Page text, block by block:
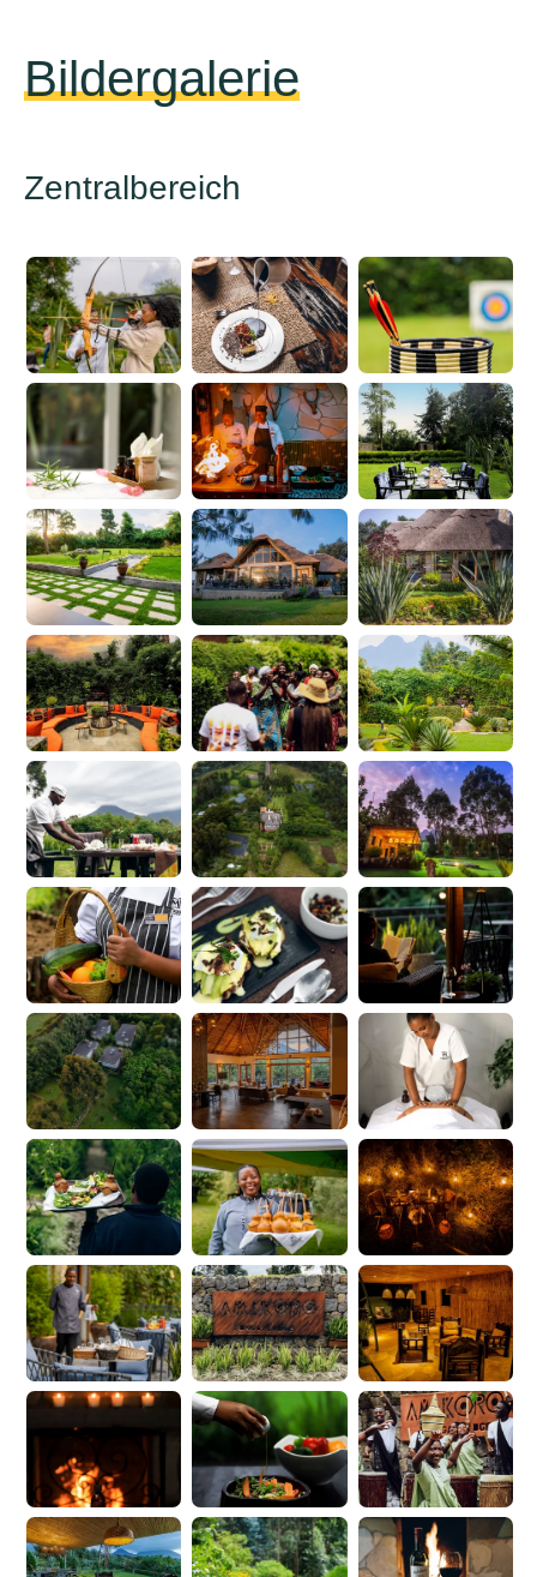
Bildergalerie
Zentralbereich